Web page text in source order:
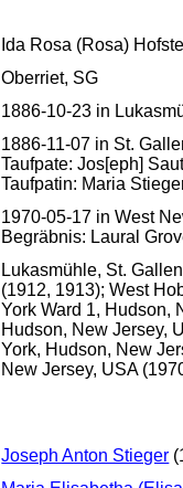
Ida Rosa (Rosa)
Oberriet, SG
1886-10-23 in
1886-11-07 in St.
Taufpate: Jos[eph]
Taufpatin: Maria
1970-05-17 in West
Begräbnis: Laural
Lukasmühle, St.
(1912, 1913); West
York Ward 1, Hudson,
Hudson, New Jersey,
York, Hudson, New
New Jersey, USA
Joseph Anton Stieger